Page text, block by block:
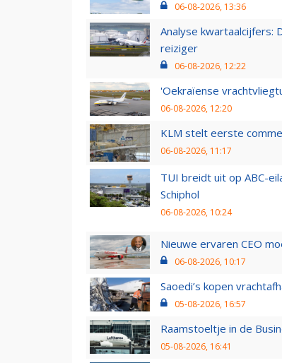
06-08-2026, 13:36
Analyse kwartaalcijfers:
reiziger
06-08-2026, 12:22
'Oekraïense
06-08-2026, 12:20
KLM stelt eerste
06-08-2026, 11:17
TUI breidt uit op ABC-
Schiphol
06-08-2026, 10:24
Nieuwe ervaren CEO
06-08-2026, 10:17
Saoedi’s kopen
05-08-2026, 16:57
Raamstoeltje in de
05-08-2026, 16:41